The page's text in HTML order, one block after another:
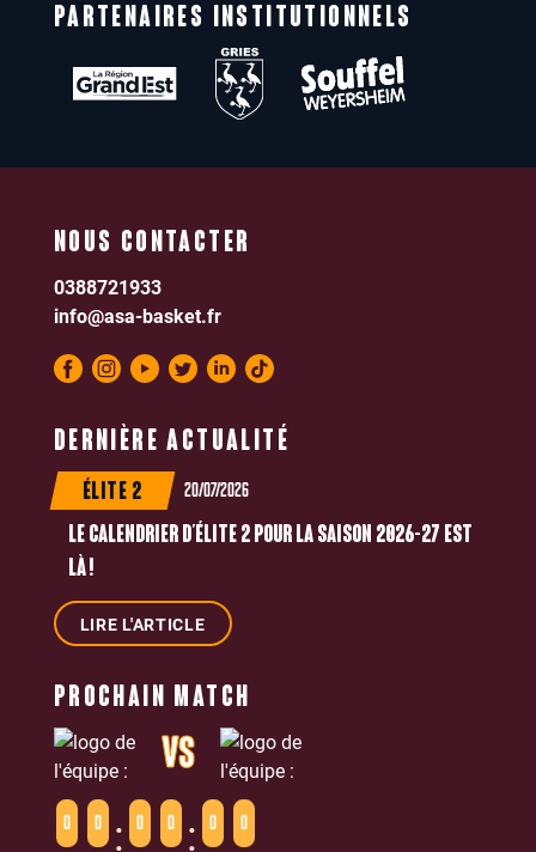
PARTENAIRES INSTITUTIONNELS
DERNIÈRE ACTUALITÉ
ÉLITE 2 20/07/2026
LE CALENDRIER D’ÉLITE 2 POUR LA SAISON 2026-27 EST
LÀ !
LIRE L'ARTICLE
NOUS CONTACTER
0388721933
info@asa-basket.fr
PROCHAIN MATCH
0 0 : 0 0 : 0 0
VS